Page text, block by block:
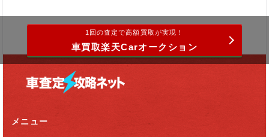
1回の査定で高額買取が実現！
車買取楽天Carオークション
メニュー